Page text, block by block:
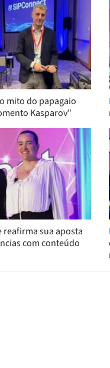
mito do papagaio
Kasparov"
reafirma sua aposta
com conteúdo